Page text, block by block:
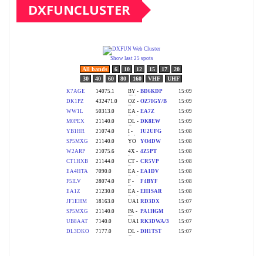
DXFUNCLUSTER